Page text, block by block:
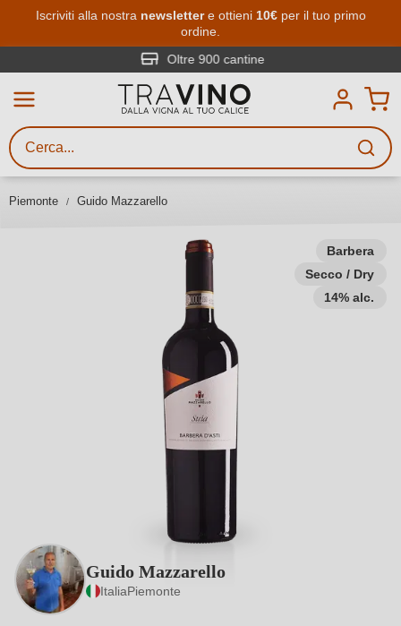
Passa al contenuto principale
Iscriviti alla nostra newslettere ottieni 10€per il tuo primo
ordine.
Oltre 900 cantine
Piemonte Guido Mazzarello
Barbera
Secco / Dry
14% alc.
Guido Mazzarello
ItaliaPiemonte
Ricerca vini
Inserisci almeno 3 caratteri
gusto, occasione, nome del vino,
vitigno, regione, cantina o altri